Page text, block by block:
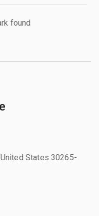
found
States 30265-